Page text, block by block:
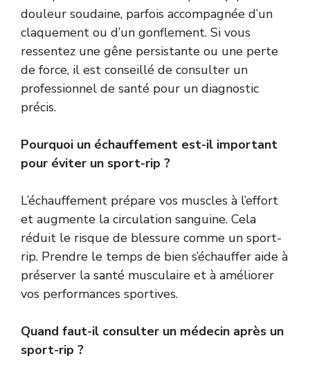
douleur soudaine, parfois accompagnée d’un
claquement ou d’un gonflement. Si vous
ressentez une gêne persistante ou une perte
de force, il est conseillé de consulter un
professionnel de santé pour un diagnostic
précis.
Pourquoi un échauffement est-il important
pour éviter un sport-rip ?
L’échauffement prépare vos muscles à l’effort
et augmente la circulation sanguine. Cela
réduit le risque de blessure comme un sport-
rip. Prendre le temps de bien s’échauffer aide à
préserver la santé musculaire et à améliorer
vos performances sportives.
Quand faut-il consulter un médecin après un
sport-rip ?